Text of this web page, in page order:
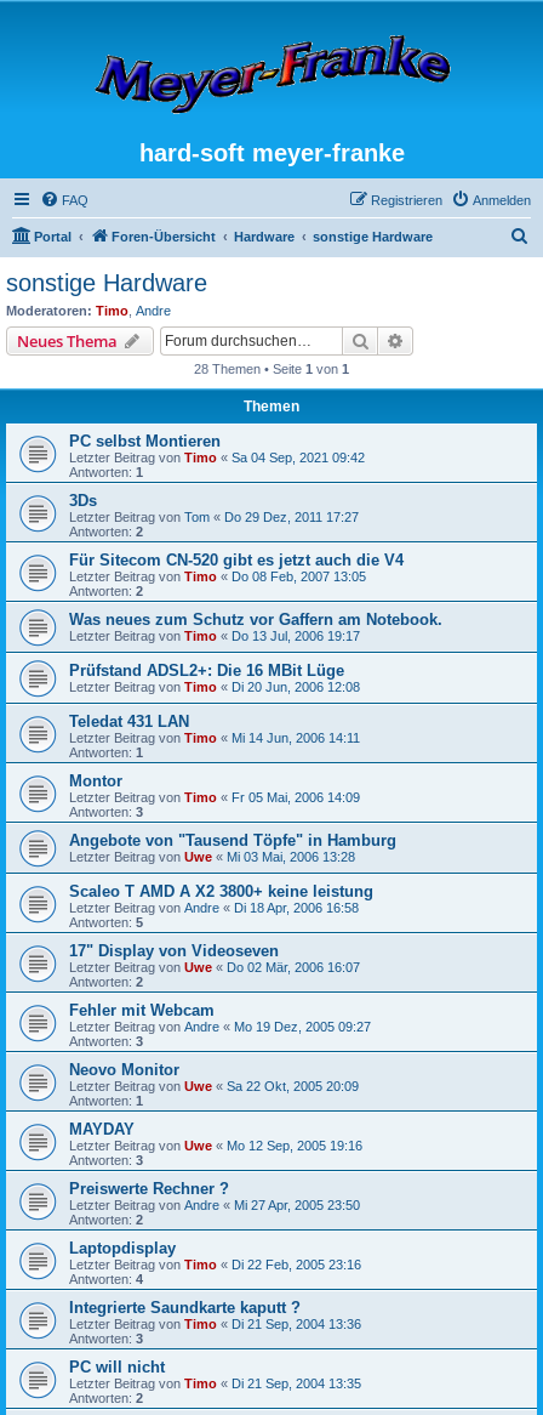
hard-soft meyer-franke
FAQ Anmelden
Registrieren
Portal Foren-Übersicht Hardware sonstige Hardware
sonstige Hardware
Moderatoren: Timo Andre
Neues Thema Suche
28 Themen • Seite 1 von 1
Themen
PC selbst Montieren
Letzter Beitrag von Timo « Sa 04 Sep, 2021 09:42
Antworten: 1
3Ds
Letzter Beitrag von Tom « Do 29 Dez, 2011 17:27
Antworten: 2
Für Sitecom CN-520 gibt es jetzt auch die V4
Letzter Beitrag von Timo « Do 08 Feb, 2007 13:05
Antworten: 2
Was neues zum Schutz vor Gaffern am Notebook.
Letzter Beitrag von Timo « Do 13 Jul, 2006 19:17
Prüfstand ADSL2+: Die 16 MBit Lüge
Letzter Beitrag von Timo « Di 20 Jun, 2006 12:08
Teledat 431 LAN
Letzter Beitrag von Timo « Mi 14 Jun, 2006 14:11
Antworten: 1
Montor
Letzter Beitrag von Timo « Fr 05 Mai, 2006 14:09
Antworten: 3
Angebote von "Tausend Töpfe" in Hamburg
Letzter Beitrag von Uwe « Mi 03 Mai, 2006 13:28
Scaleo T AMD A X2 3800+ keine leistung
Letzter Beitrag von Andre « Di 18 Apr, 2006 16:58
Antworten: 5
17" Display von Videoseven
Letzter Beitrag von Uwe « Do 02 Mär, 2006 16:07
Antworten: 2
Fehler mit Webcam
Letzter Beitrag von Andre « Mo 19 Dez, 2005 09:27
Antworten: 3
Neovo Monitor
Letzter Beitrag von Uwe « Sa 22 Okt, 2005 20:09
Antworten: 1
MAYDAY
Letzter Beitrag von Uwe « Mo 12 Sep, 2005 19:16
Antworten: 3
Preiswerte Rechner ?
Letzter Beitrag von Andre « Mi 27 Apr, 2005 23:50
Antworten: 2
Laptopdisplay
Letzter Beitrag von Timo « Di 22 Feb, 2005 23:16
Antworten: 4
Integrierte Saundkarte kaputt ?
Letzter Beitrag von Timo « Di 21 Sep, 2004 13:36
Antworten: 3
PC will nicht
Letzter Beitrag von Timo « Di 21 Sep, 2004 13:35
Antworten: 2